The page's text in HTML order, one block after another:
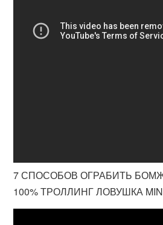
7 СПОСОБОВ ОГРАБИТЬ
100% ТРОЛЛИНГ ЛОВУШКА